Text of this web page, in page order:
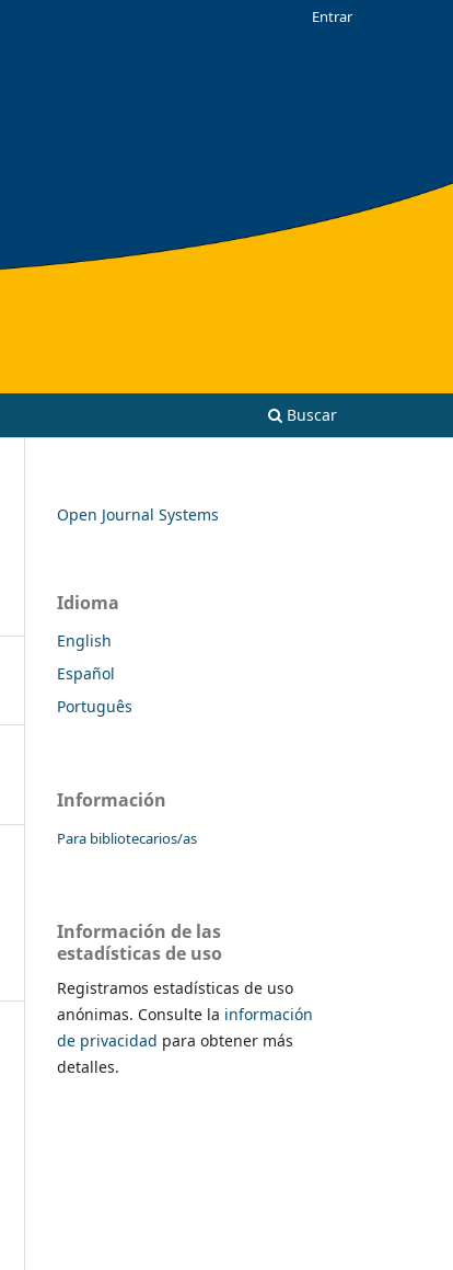
Buscar
Entrar
Open Journal Systems
Idioma
English
Español
Português
Información
Para bibliotecarios/as
Información de las
estadísticas de uso
Registramos estadísticas de uso
anónimas. Consulte la información
de privacidad para obtener más
detalles.